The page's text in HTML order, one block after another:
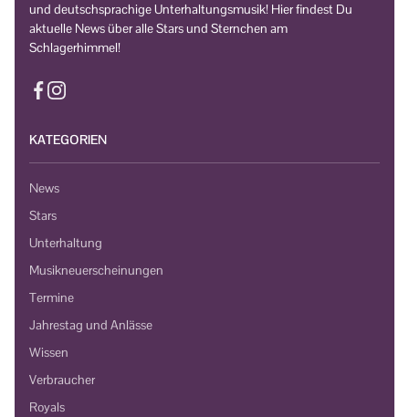
und deutschsprachige Unterhaltungsmusik! Hier findest Du
aktuelle News über alle Stars und Sternchen am
Schlagerhimmel!
KATEGORIEN
News
Stars
Unterhaltung
Musikneuerscheinungen
Termine
Jahrestag und Anlässe
Wissen
Verbraucher
Royals